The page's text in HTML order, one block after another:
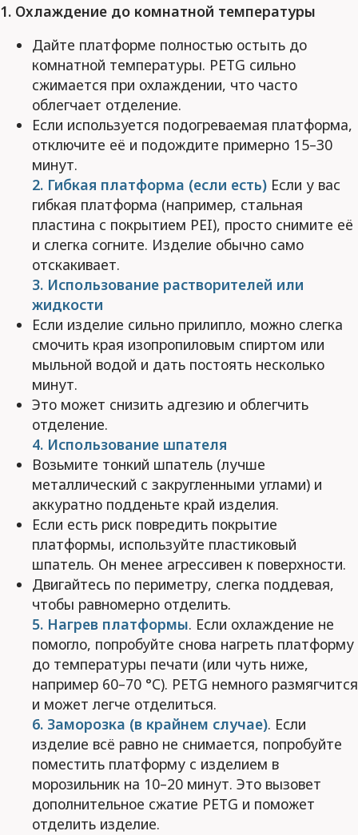
1. Охлаждение до комнатной температуры
Дайте платформе полностью остыть до
комнатной температуры. PETG сильно
сжимается при охлаждении, что часто
облегчает отделение.
Если используется подогреваемая платформа,
отключите её и подождите примерно 15–30
минут.
2. Гибкая платформа (если есть) Если у вас
гибкая платформа (например, стальная
пластина с покрытием PEI), просто снимите её
и слегка согните. Изделие обычно само
отскакивает.
3. Использование растворителей или
жидкости
Если изделие сильно прилипло, можно слегка
смочить края изопропиловым спиртом или
мыльной водой и дать постоять несколько
минут.
Это может снизить адгезию и облегчить
отделение.
4. Использование шпателя
Возьмите тонкий шпатель (лучше
металлический с закругленными углами) и
аккуратно подденьте край изделия.
Если есть риск повредить покрытие
платформы, используйте пластиковый
шпатель. Он менее агрессивен к поверхности.
Двигайтесь по периметру, слегка поддевая,
чтобы равномерно отделить.
5. Нагрев платформы. Если охлаждение не
помогло, попробуйте снова нагреть платформу
до температуры печати (или чуть ниже,
например 60–70 °C). PETG немного размягчится
и может легче отделиться.
6. Заморозка (в крайнем случае). Если
изделие всё равно не снимается, попробуйте
поместить платформу с изделием в
морозильник на 10–20 минут. Это вызовет
дополнительное сжатие PETG и поможет
отделить изделие.